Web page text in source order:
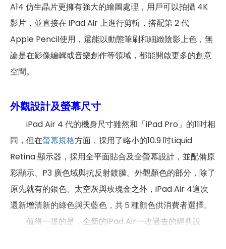
2G頻率
GSM 1800, GSM 1900, GSM 850,
GSM 900
SIM卡類型
nano-SIM
SIM卡槽數
連結功能
Wi-Fi
802.11 ax
藍牙
5.1
連接埠 (USB)
Type-C
辨識功能
按鍵指紋辨識
有
A14 仿生晶片更擁有強大的繪圖處理，用戶可以拍攝 4K
影片，並直接在 iPad Air 上進行剪輯，搭配第 2 代
Apple Pencil使用，還能以動態筆刷和細緻陰影上色，無
論是在影像編輯或音樂創作等領域，都能開啟更多的創意
空間。
外觀設計及螢幕尺寸
iPad Air 4 代的機身尺寸雖然和「iPad Pro」的11吋相
同，但在螢幕規格方面，採用了略小的10.9 吋Liquid
Retina 顯示器，採用全平面貼合及全螢幕設計，並配備原
彩顯示、P3 廣色域與抗反射鍍膜。外觀顏色的部分，除了
原先就有的銀色、太空灰與玫瑰金之外，iPad Air 4這次
還新增清新的綠色與天藍色，共５種顏色供消費者選擇。
值得一提的是，全新的iPad Air一改過去的經典設